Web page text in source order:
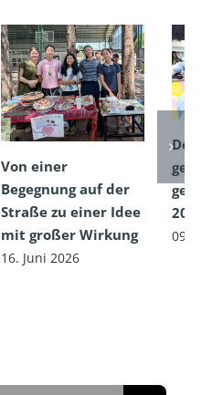
Von einer
Begegnung auf der
Straße zu einer Idee
mit großer Wirkung
16. Juni 2026
Dem
2026
09.